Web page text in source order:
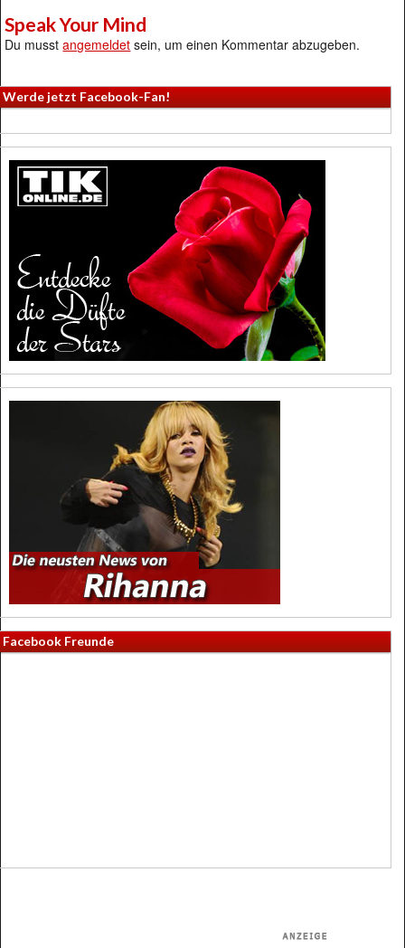
Speak Your Mind
Du musstangemeldet sein, um einen Kommentar abzugeben.
Werde jetzt Facebook-Fan!
Facebook Freunde